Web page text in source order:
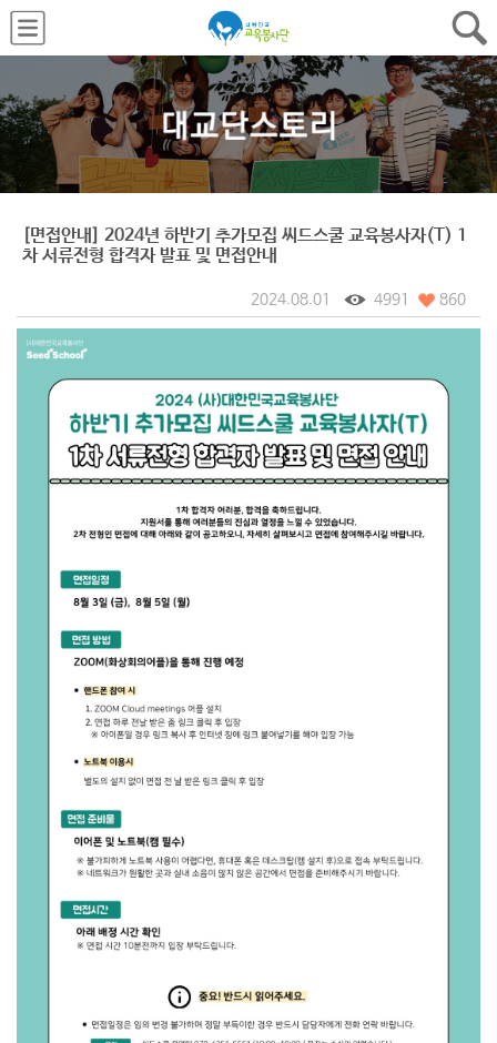
[면접안내] 2024년 하반기 추가모집 씨드스쿨 교육봉사자(T) 1
차 서류전형 합격자 발표 및 면접안내
2024.08.01 4991 860